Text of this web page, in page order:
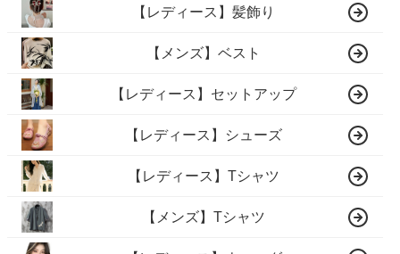
【レディース】髪飾り
【メンズ】ベスト
【レディース】セットアップ
【レディース】シューズ
【レディース】Tシャツ
【メンズ】Tシャツ